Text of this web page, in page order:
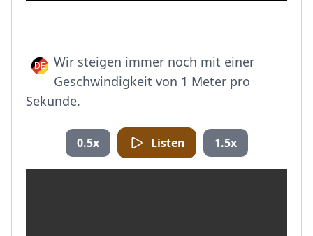
Wir steigen immer noch mit einer
Geschwindigkeit von 1 Meter pro
Sekunde.
0.5x Listen 1.5x